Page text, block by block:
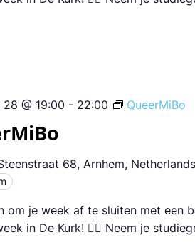
@ 19:00 - 22:00 QueerMiBo
68, Arnhem, Netherlands
om je week af te sluiten met een
in De Kurk! 🏳️‍🌈 Neem je